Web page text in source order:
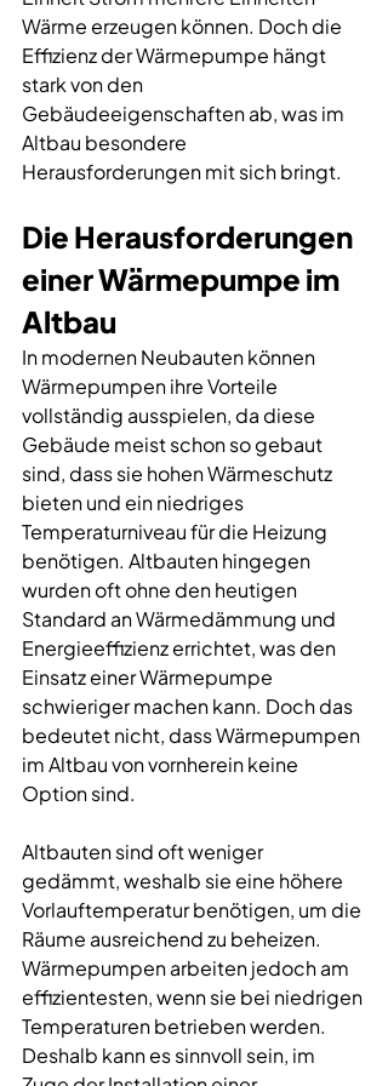
Wärme erzeugen können. Doch die
Effizienz der Wärmepumpe hängt
stark von den
Gebäudeeigenschaften ab, was im
Altbau besondere
Herausforderungen mit sich bringt.
Die Herausforderungen
einer Wärmepumpe im
Altbau
In modernen Neubauten können
Wärmepumpen ihre Vorteile
vollständig ausspielen, da diese
Gebäude meist schon so gebaut
sind, dass sie hohen Wärmeschutz
bieten und ein niedriges
Temperaturniveau für die Heizung
benötigen. Altbauten hingegen
wurden oft ohne den heutigen
Standard an Wärmedämmung und
Energieeffizienz errichtet, was den
Einsatz einer Wärmepumpe
schwieriger machen kann. Doch das
bedeutet nicht, dass Wärmepumpen
im Altbau von vornherein keine
Option sind.
Altbauten sind oft weniger
gedämmt, weshalb sie eine höhere
Vorlauftemperatur benötigen, um die
Räume ausreichend zu beheizen.
Wärmepumpen arbeiten jedoch am
effizientesten, wenn sie bei niedrigen
Temperaturen betrieben werden.
Deshalb kann es sinnvoll sein, im